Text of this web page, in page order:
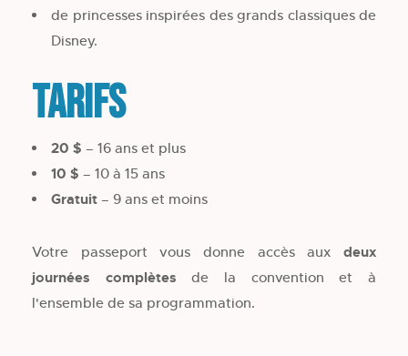
de princesses inspirées des grands classiques de
Disney.
Tarifs
20 $ – 16 ans et plus
10 $ – 10 à 15 ans
Gratuit – 9 ans et moins
Votre passeport vous donne accès aux deux
journées complètes de la convention et à
l'ensemble de sa programmation.